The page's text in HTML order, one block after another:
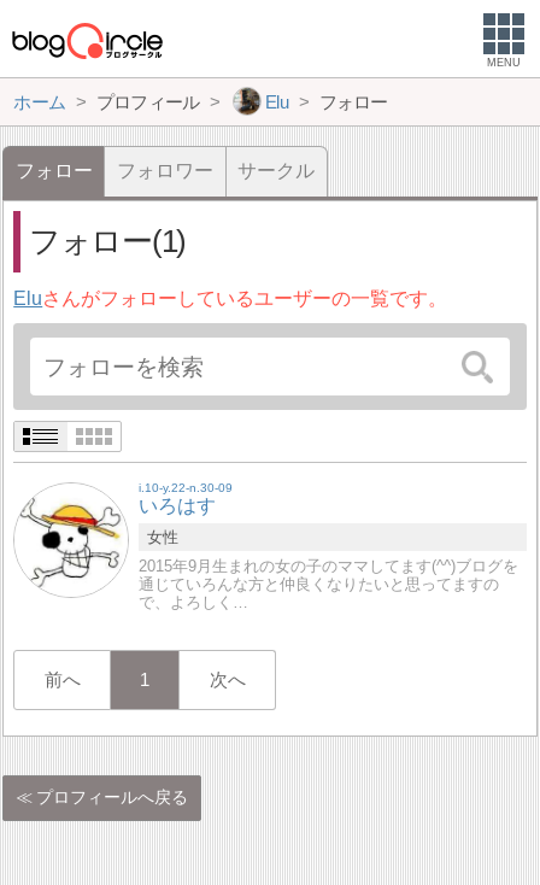
MENU
ホーム プロフィール Elu フォロー
フォロー フォロワー サークル
フォロー(1)
Eluさんがフォローしているユーザーの一覧です。
i.10-y.22-n.30-09
いろはす
女性
2015年9月生まれの女の子のママしてます(^^)ブログを
通じていろんな方と仲良くなりたいと思ってますの
で、よろしく…
前へ 1 次へ
プロフィールへ戻る